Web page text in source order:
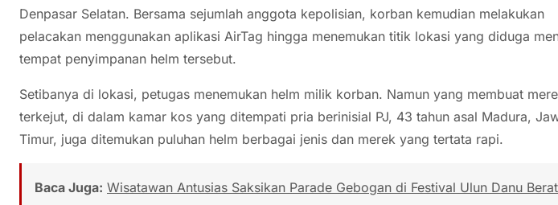
Denpasar Selatan. Bersama sejumlah anggota kepolisian, korban kemudian melakukan
pelacakan menggunakan aplikasi AirTag hingga menemukan titik lokasi yang diduga
tempat penyimpanan helm tersebut.
Setibanya di lokasi, petugas menemukan helm milik korban. Namun yang membuat
terkejut, di dalam kamar kos yang ditempati pria berinisial PJ, 43 tahun asal Madura,
Timur, juga ditemukan puluhan helm berbagai jenis dan merek yang tertata rapi.
Baca Juga: Wisatawan Antusias Saksikan Parade Gebogan di Festival Ulun Danu